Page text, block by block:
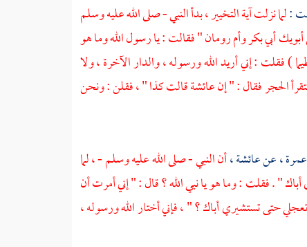
:لما نزلت آية التخيير ، بدأ النبي - صلى الله عليه وسلم
أبي بكروأم رومان "فقالت : يا رسول الله وما هو
) فقلت : إني أريد الله ورسوله ، والدار الآخرة ، ولا
الحجر فقال : " إنعائشةقالت كذا " ، فقلن : ونحن
عمرة ،عنعائشة ،أن النبي - صلى الله عليه وسلم - ، لما
" . فقلت : وما هو يا نبي الله ؟ قال : " إني أمرت أن
حتى تستشيري أباك ؟ " ، فإني أختار الله ورسوله ،